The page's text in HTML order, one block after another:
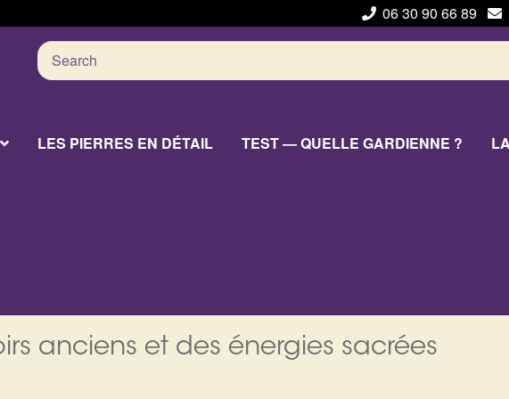
06 30 90 66 89
Search
for:
LES PIERRES EN DÉTAIL TEST — QUELLE GARDIENNE ?
anciens et des énergies sacrées